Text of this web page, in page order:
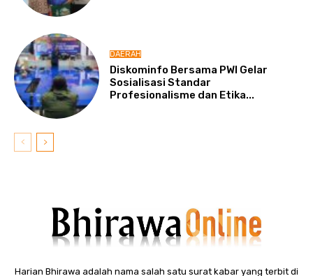
DAERAH
Diskominfo Bersama PWI Gelar
Sosialisasi Standar
Profesionalisme dan Etika...
Harian Bhirawa adalah nama salah satu surat kabar yang terbit di